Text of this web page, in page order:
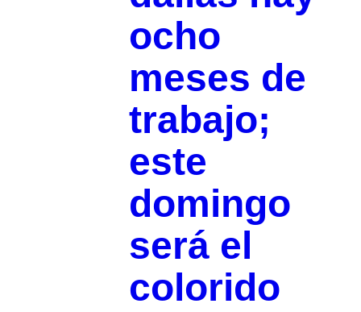
ocho
meses de
trabajo;
este
domingo
será el
colorido